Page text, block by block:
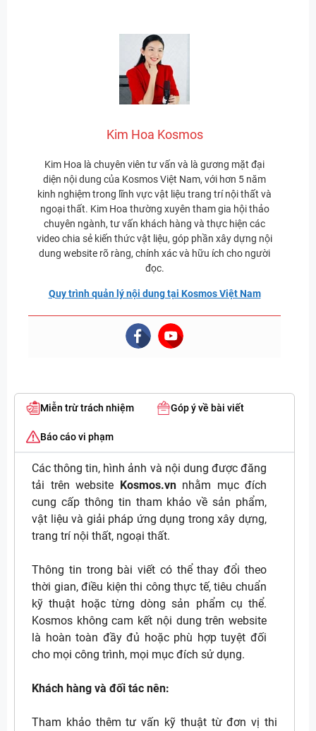
Kim Hoa Kosmos
Kim Hoa là chuyên viên tư vấn và là gương mặt đại
diện nội dung của Kosmos Việt Nam, với hơn 5 năm
kinh nghiệm trong lĩnh vực vật liệu trang trí nội thất và
ngoại thất. Kim Hoa thường xuyên tham gia hội thảo
chuyên ngành, tư vấn khách hàng và thực hiện các
video chia sẻ kiến thức vật liệu, góp phần xây dựng nội
dung website rõ ràng, chính xác và hữu ích cho người
đọc.
Quy trình quản lý nội dung tại Kosmos Việt Nam
Miễn trừ trách nhiệm Góp ý về bài viết
Báo cáo vi phạm
Các thông tin, hình ảnh và nội dung được đăng
tải trên website Kosmos.vnnhằm mục đích
cung cấp thông tin tham khảo về sản phẩm,
vật liệu và giải pháp ứng dụng trong xây dựng,
trang trí nội thất, ngoại thất.
Thông tin trong bài viết có thể thay đổi theo
thời gian, điều kiện thi công thực tế, tiêu chuẩn
kỹ thuật hoặc từng dòng sản phẩm cụ thể.
Kosmos không cam kết nội dung trên website
là hoàn toàn đầy đủ hoặc phù hợp tuyệt đối
cho mọi công trình, mọi mục đích sử dụng.
Khách hàng và đối tác nên:
Tham khảo thêm tư vấn kỹ thuật từ đơn vị thi